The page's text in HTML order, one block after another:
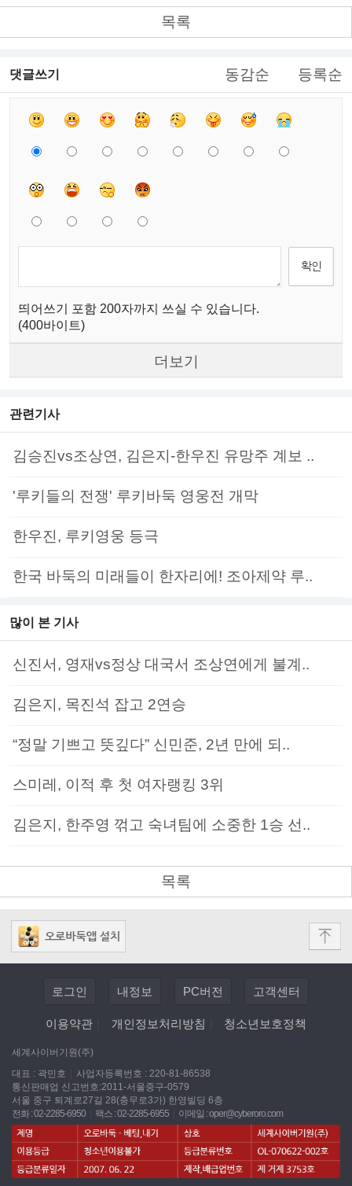
목록
댓글쓰기 동감순 등록순
띄어쓰기 포함 200자까지 쓰실 수 있습니다.
(400바이트)
더보기
관련기사
김승진vs조상연, 김은지-한우진 유망주 계보 ..
'루키들의 전쟁' 루키바둑 영웅전 개막
한우진, 루키영웅 등극
한국 바둑의 미래들이 한자리에! 조아제약 루..
많이 본 기사
신진서, 영재vs정상 대국서 조상연에게 불계..
김은지, 목진석 잡고 2연승
“정말 기쁘고 뜻깊다” 신민준, 2년 만에 되..
스미레, 이적 후 첫 여자랭킹 3위
김은지, 한주영 꺾고 숙녀팀에 소중한 1승 선..
목록
로그인 내정보 PC버전 고객센터
이용약관 개인정보처리방침 청소년보호정책
세계사이버기원(주)
대표 : 곽민호
사업자등록번호 : 220-81-86538
통신판매업 신고번호:2011-서울중구-0579
서울 중구 퇴계로27길 28(충무로3가) 한영빌딩 6층
전화 : 02-2285-6950
팩스 : 02-2285-6955 이메일 :oper@cyberoro.com